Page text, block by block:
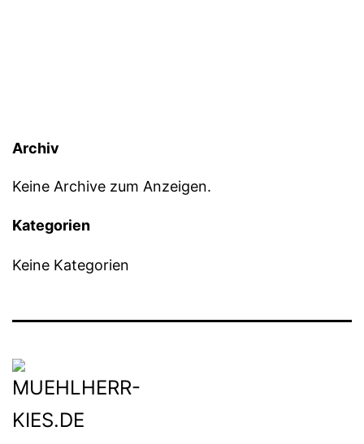
Archiv
Keine Archive zum Anzeigen.
Kategorien
Keine Kategorien